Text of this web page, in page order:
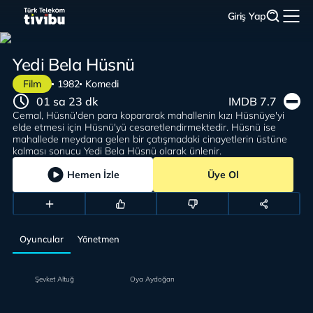
Giriş Yap
Film 1982 Komedi
Yedi Bela Hüsnü
Cemal, Hüsnü'den para kopararak mahallenin kızı Hüsnüye'yi
elde etmesi için Hüsnü'yü cesaretlendirmektedir. Hüsnü ise
mahallede meydana gelen bir çatışmadaki cinayetlerin üstüne
kalması sonucu Yedi Bela Hüsnü olarak ünlenir.
01 sa 23 dk IMDB 7.7
Hemen İzle Üye Ol
Oyuncular Yönetmen
Şevket Altuğ Oya Aydoğan